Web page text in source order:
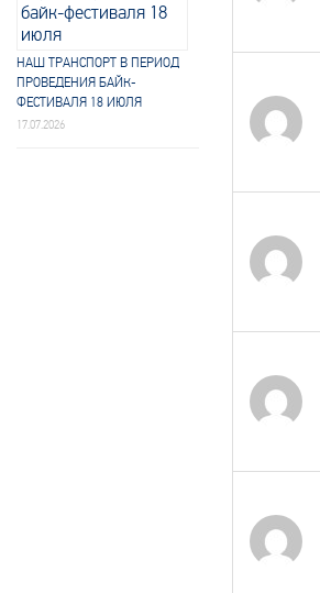
НАШ ТРАНСПОРТ В ПЕРИОД
ПРОВЕДЕНИЯ БАЙК-
ФЕСТИВАЛЯ 18 ИЮЛЯ
17.07.2026